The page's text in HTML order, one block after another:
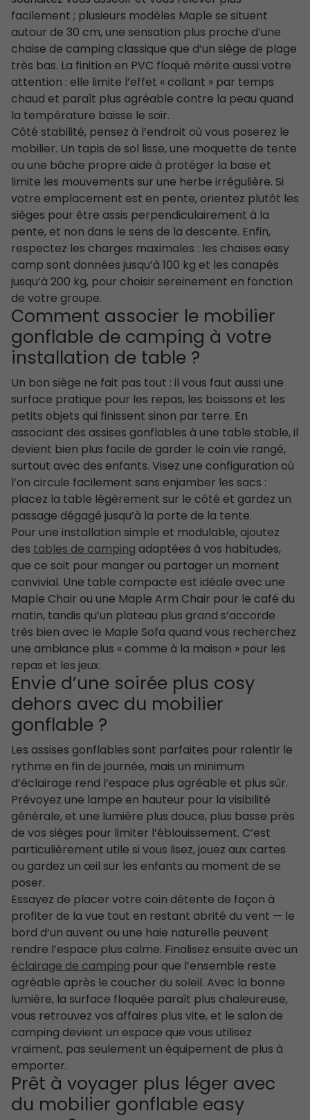
facilement ; plusieurs modèles Maple se situent
autour de 30 cm, une sensation plus proche d’une
chaise de camping classique que d’un siège de plage
très bas. La finition en PVC floqué mérite aussi votre
attention : elle limite l’effet « collant » par temps
chaud et paraît plus agréable contre la peau quand
la température baisse le soir.
Côté stabilité, pensez à l’endroit où vous poserez le
mobilier. Un tapis de sol lisse, une moquette de tente
ou une bâche propre aide à protéger la base et
limite les mouvements sur une herbe irrégulière. Si
votre emplacement est en pente, orientez plutôt les
sièges pour être assis perpendiculairement à la
pente, et non dans le sens de la descente. Enfin,
respectez les charges maximales : les chaises easy
camp sont données jusqu’à 100 kg et les canapés
jusqu’à 200 kg, pour choisir sereinement en fonction
de votre groupe.
Comment associer le mobilier
gonflable de camping à votre
installation de table ?
Un bon siège ne fait pas tout : il vous faut aussi une
surface pratique pour les repas, les boissons et les
petits objets qui finissent sinon par terre. En
associant des assises gonflables à une table stable, il
devient bien plus facile de garder le coin vie rangé,
surtout avec des enfants. Visez une configuration où
l’on circule facilement sans enjamber les sacs :
placez la table légèrement sur le côté et gardez un
passage dégagé jusqu’à la porte de la tente.
Pour une installation simple et modulable, ajoutez
destables de campingadaptées à vos habitudes,
que ce soit pour manger ou partager un moment
convivial. Une table compacte est idéale avec une
Maple Chair ou une Maple Arm Chair pour le café du
matin, tandis qu’un plateau plus grand s’accorde
très bien avec le Maple Sofa quand vous recherchez
une ambiance plus « comme à la maison » pour les
repas et les jeux.
Envie d’une soirée plus cosy
dehors avec du mobilier
gonflable ?
Les assises gonflables sont parfaites pour ralentir le
rythme en fin de journée, mais un minimum
d’éclairage rend l’espace plus agréable et plus sûr.
Prévoyez une lampe en hauteur pour la visibilité
générale, et une lumière plus douce, plus basse près
de vos sièges pour limiter l’éblouissement. C’est
particulièrement utile si vous lisez, jouez aux cartes
ou gardez un œil sur les enfants au moment de se
poser.
Essayez de placer votre coin détente de façon à
profiter de la vue tout en restant abrité du vent — le
bord d’un auvent ou une haie naturelle peuvent
rendre l’espace plus calme. Finalisez ensuite avec un
éclairage de camping pour que l’ensemble reste
agréable après le coucher du soleil. Avec la bonne
lumière, la surface floquée paraît plus chaleureuse,
vous retrouvez vos affaires plus vite, et le salon de
camping devient un espace que vous utilisez
vraiment, pas seulement un équipement de plus à
emporter.
Prêt à voyager plus léger avec
du mobilier gonflable easy